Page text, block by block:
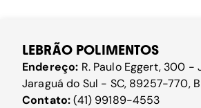
LEBRÃO POLIMENTOS
Endereço: R. Paulo Eggert, 300 -
Jaraguá do Sul - SC, 89257-770,
Contato:(41) 99189-4553